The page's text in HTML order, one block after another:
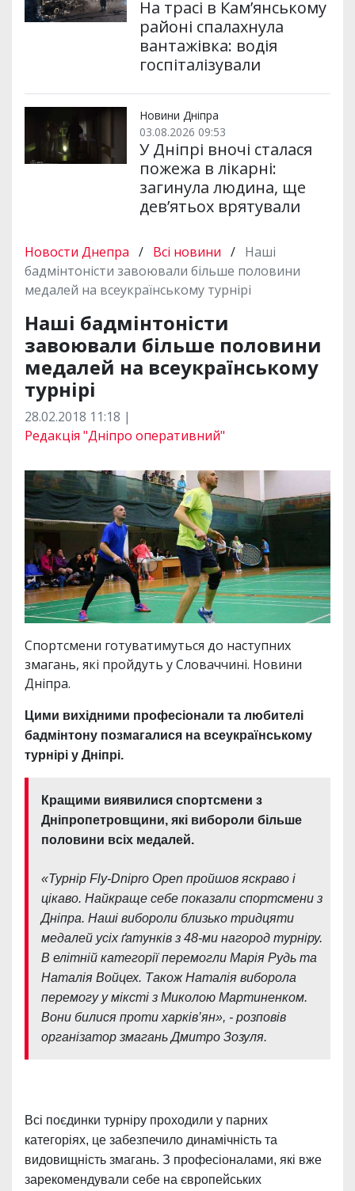
На трасі в Кам’янському
районі спалахнула
вантажівка: водія
госпіталізували
Новини Дніпра
03.08.2026 09:53
У Дніпрі вночі сталася
пожежа в лікарні:
загинула людина, ще
дев’ятьох врятували
Новости Днепра / Всі новини / Наші
бадмінтоністи завоювали більше половини
медалей на всеукраїнському турнірі
Наші бадмінтоністи
завоювали більше половини
медалей на всеукраїнському
турнірі
28.02.2018 11:18 |
Редакція "Дніпро оперативний"
Спортсмени готуватимуться до наступних
змагань, які пройдуть у Словаччині. Новини
Дніпра.
Цими вихідними професіонали та любителі
бадмінтону позмагалися на всеукраїнському
турнірі у Дніпрі.
Кращими виявилися спортсмени з
Дніпропетровщини, які вибороли більше
половини всіх медалей.
«Турнір Fly-Dnipro Open пройшов яскраво і
цікаво. Найкраще себе показали спортсмени з
Дніпра. Наші вибороли близько тридцяти
медалей усіх ґатунків з 48-ми нагород турніру.
В елітній категорії перемогли Марія Рудь та
Наталія Войцех. Також Наталія виборола
перемогу у міксті з Миколою Мартиненком.
Вони билися проти харків’ян», - розповів
організатор змагань Дмитро Зозуля.
Всі поєдинки турніру проходили у парних
категоріях, це забезпечило динамічність та
видовищність змагань. З професіоналами, які вже
зарекомендували себе на європейських